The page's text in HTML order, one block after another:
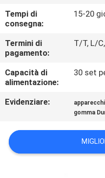
CONTATTICI
NOTIZIE
RICHIEDA
UNA
CITAZIONE
VR
SHOW
Tempi di
consegna:
15-20
Termini di
pagamento:
T/T, L/
Capacità di
alimentazione:
30 set
Evidenziare:
gomma